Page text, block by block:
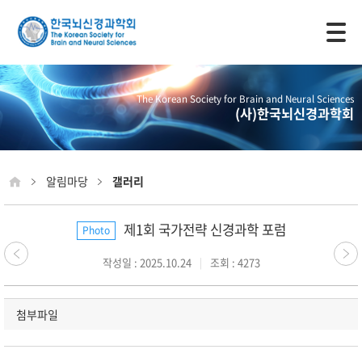
The Korean Society for Brain and Neural Sciences
(사)한국뇌신경과학회
알림마당 갤러리
Photo 제1회 국가전략 신경과학 포럼
작성일 : 2025.10.24 조회 : 4273
첨부파일